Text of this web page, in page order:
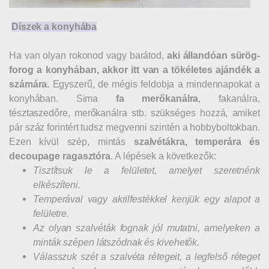
Díszek a konyhába
Ha van olyan rokonod vagy barátod, aki állandóan sürög-
forog a konyhában, akkor itt van a tökéletes ajándék a
számára. Egyszerű, de mégis feldobja a mindennapokat a
konyhában. Sima fa merőkanálra, fakanálra,
tésztaszedőre, merőkanálra stb. szükséges hozzá, amiket
pár száz forintért tudsz megvenni szintén a hobbyboltokban.
Ezen kívül szép, mintás szalvétákra, temperára és
decoupage ragasztóra. A lépések a következők:
Tisztítsuk le a felületet, amelyet szeretnénk
elkészíteni.
Temperával vagy akrilfestékkel kenjük egy alapot a
felületre.
Az olyan szalvéták fognak jól mutatni, amelyeken a
minták szépen látszódnak és kivehetők.
Válasszuk szét a szalvéta rétegeit, a legfelső réteget